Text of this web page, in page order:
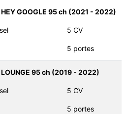
GOOGLE 95 ch (2021 - 2022)
5 CV
5 portes
95 ch (2019 - 2022)
5 CV
5 portes